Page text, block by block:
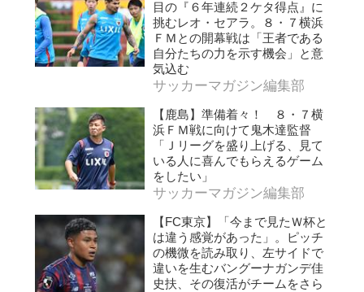
目の『６年連続２ケタ得点』に
挑むレオ・セアラ。８・７横浜
ＦＭとの開幕戦は「王者である
自分たちの力を示す機会」と意
気込む
サッカーマガジン編集部
【鹿島】準備着々！ ８・７横
浜ＦＭ戦に向けて鬼木達監督
「Ｊリーグを盛り上げる、見て
いる人に喜んでもらえるゲーム
をしたい」
サッカーマガジン編集部
【FC東京】「今まで見たＷ杯と
は違う感覚があった」。ピッチ
の機微を読み取り、左サイドで
違いを生むバングーナガンデ佳
史扶、その復活がチームをさら